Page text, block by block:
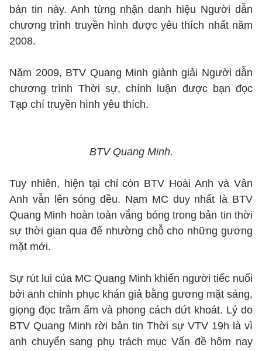
bản tin này. Anh từng nhận danh hiệu Người dẫn
chương trình truyền hình được yêu thích nhất năm
2008.
Năm 2009, BTV Quang Minh giành giải Người dẫn
chương trình Thời sự, chính luận được bạn đọc
Tạp chí truyền hình yêu thích.
BTV Quang Minh.
Tuy nhiên, hiện tại chỉ còn BTV Hoài Anh và Vân
Anh vẫn lên sóng đều. Nam MC duy nhất là BTV
Quang Minh hoàn toàn vắng bóng trong bản tin thời
sự thời gian qua để nhường chỗ cho những gương
mặt mới.
Sự rút lui của MC Quang Minh khiến người tiếc nuối
bởi anh chinh phục khán giả bằng gương mặt sáng,
giọng đọc trầm ấm và phong cách dứt khoát. Lý do
BTV Quang Minh rời bản tin Thời sự VTV 19h là vì
anh chuyển sang phụ trách mục Vấn đề hôm nay